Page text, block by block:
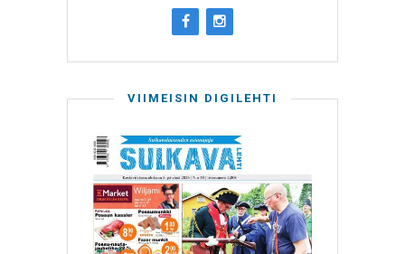
VIIMEISIN DIGILEHTI